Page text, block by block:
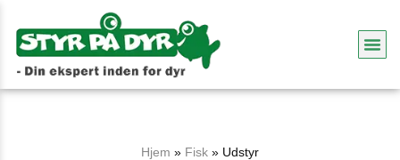
Hjem » Fisk » Udstyr